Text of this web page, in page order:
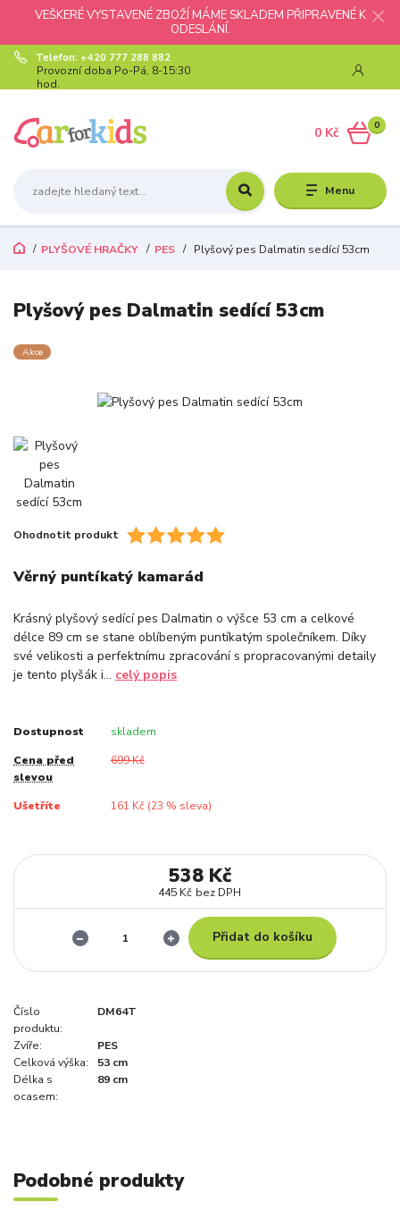
VEŠKERÉ VYSTAVENÉ ZBOŽÍ MÁME SKLADEM PŘIPRAVENÉ K
ODESLÁNÍ.
Menu
Telefon: +420 777 288 882
Provozní doba Po-Pá, 8-15:30
hod.
0
0 Kč
PLYŠOVÉ HRAČKY PES Plyšový pes Dalmatin sedící 53cm
Plyšový pes Dalmatin sedící 53cm
Akce
Ohodnotit produkt
Věrný puntíkatý kamarád
Krásný plyšový sedící pes Dalmatin o výšce 53 cm a celkové
délce 89 cm se stane oblíbeným puntíkatým společníkem. Díky
své velikosti a perfektnímu zpracování s propracovanými detaily
je tento plyšák i... celý popis
Dostupnost skladem
Cena před
slevou
699 Kč
Ušetříte 161 Kč (23 % sleva)
538 Kč
445 Kč bez DPH
Přidat do košíku
Číslo
produktu:
DM64T
Zvíře:
PES
Celková výška:
53 cm
Délka s
ocasem:
89 cm
Podobné produkty